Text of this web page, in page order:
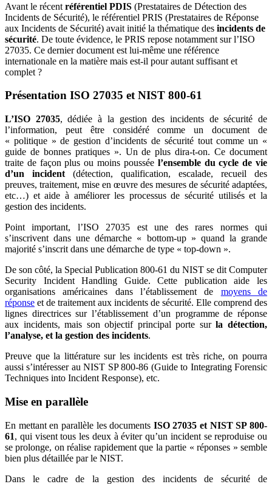
Avant le récent référentiel PDIS (Prestataires de Détection des
Incidents de Sécurité), le référentiel PRIS (Prestataires de Réponse
aux Incidents de Sécurité) avait initié la thématique des incidents de
sécurité. De toute évidence, le PRIS repose notamment sur l’ISO
27035. Ce dernier document est lui-même une référence
internationale en la matière mais est-il pour autant suffisant et
complet ?
Présentation ISO 27035 et NIST 800-61
L’ISO 27035, dédiée à la gestion des incidents de sécurité de
l’information, peut être considéré comme un document de
« politique » de gestion d’incidents de sécurité tout comme un «
guide de bonnes pratiques ». Un de plus dira-t-on. Ce document
traite de façon plus ou moins poussée l’ensemble du cycle de vie
d’un incident (détection, qualification, escalade, recueil des
preuves, traitement, mise en œuvre des mesures de sécurité adaptées,
etc…) et aide à améliorer les processus de sécurité utilisés et la
gestion des incidents.
Point important, l’ISO 27035 est une des rares normes qui
s’inscrivent dans une démarche « bottom-up » quand la grande
majorité s’inscrit dans une démarche de type « top-down ».
De son côté, la Special Publication 800-61 du NIST se dit Computer
Security Incident Handling Guide. Cette publication aide les
organisations américaines dans l’établissement de moyens de
réponse et de traitement aux incidents de sécurité. Elle comprend des
lignes directrices sur l’établissement d’un programme de réponse
aux incidents, mais son objectif principal porte surla détection,
l’analyse, et la gestion des incidents.
Preuve que la littérature sur les incidents est très riche, on pourra
aussi s’intéresser au NIST SP 800-86 (Guide to Integrating Forensic
Techniques into Incident Response), etc.
Mise en parallèle
En mettant en parallèle les documents ISO 27035 et NIST SP 800-
61, qui visent tous les deux à éviter qu’un incident se reproduise ou
se prolonge, on réalise rapidement que la partie « réponses » semble
bien plus détaillée par le NIST.
Dans le cadre de la gestion des incidents de sécurité de